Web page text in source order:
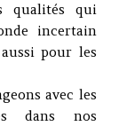
qualités qui
incertain
pour les
avec les
dans nos